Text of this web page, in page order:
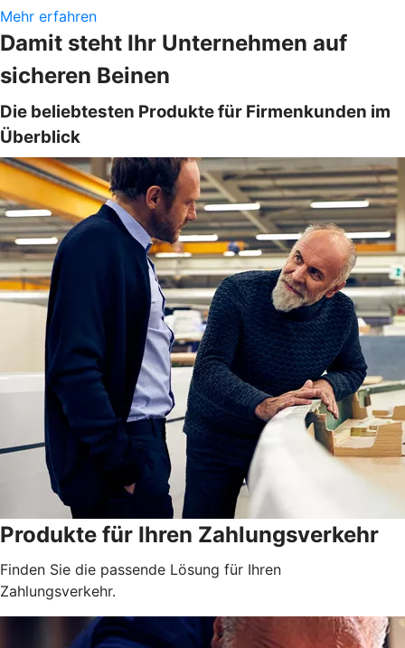
Mehr erfahren
Damit steht Ihr Unternehmen auf
sicheren Beinen
Die beliebtesten Produkte für Firmenkunden im
Überblick
Produkte für Ihren Zahlungsverkehr
Finden Sie die passende Lösung für Ihren
Zahlungsverkehr.